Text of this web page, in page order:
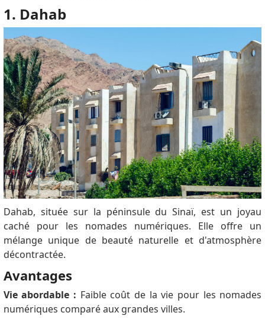
1. Dahab
Dahab, située sur la péninsule du Sinaï, est un joyau
caché pour les nomades numériques. Elle offre un
mélange unique de beauté naturelle et d'atmosphère
décontractée.
Avantages
Vie abordable : Faible coût de la vie pour les nomades
numériques comparé aux grandes villes.